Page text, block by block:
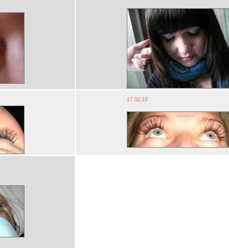
17.02.10